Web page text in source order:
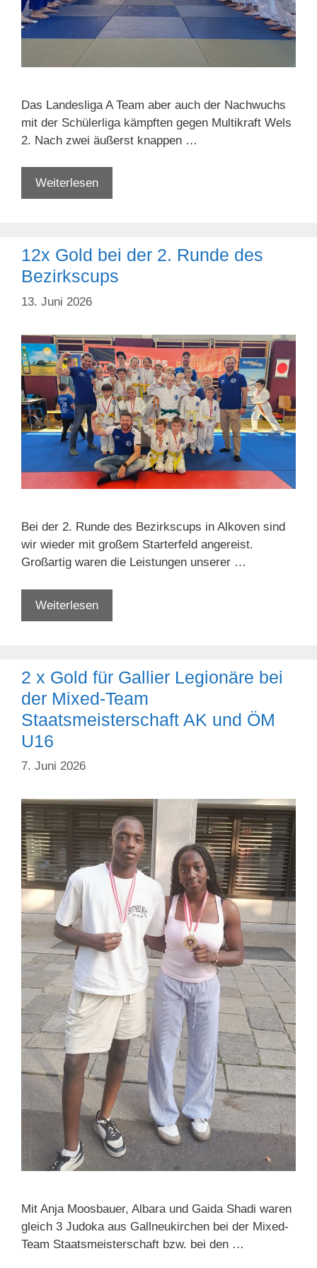
Das Landesliga A Team aber auch der Nachwuchs
mit der Schülerliga kämpften gegen Multikraft Wels
2. Nach zwei äußerst knappen …
WeiterlesenLiga
A:
gegen
Wels
2
12x Gold bei der 2. Runde des
Bezirkscups
13. Juni 2026
Bei der 2. Runde des Bezirkscups in Alkoven sind
wir wieder mit großem Starterfeld angereist.
Großartig waren die Leistungen unserer …
Weiterlesen12x
Gold
2.
Runde
des
Bezirkscups
2 x Gold für Gallier Legionäre bei
der Mixed-Team
Staatsmeisterschaft AK und ÖM
U16
7. Juni 2026
Mit Anja Moosbauer, Albara und Gaida Shadi waren
gleich 3 Judoka aus Gallneukirchen bei der Mixed-
Team Staatsmeisterschaft bzw. bei den …